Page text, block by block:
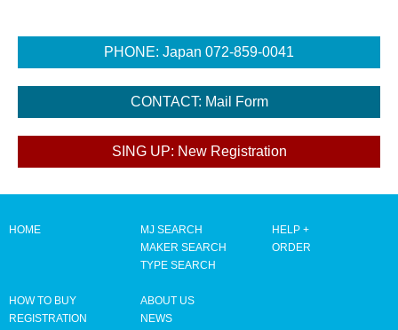
HOME
MJ SEARCH
MAKER SEARCH
TYPE SEARCH
HELP +
ORDER
HOW TO BUY
REGISTRATION
ABOUT US
NEWS